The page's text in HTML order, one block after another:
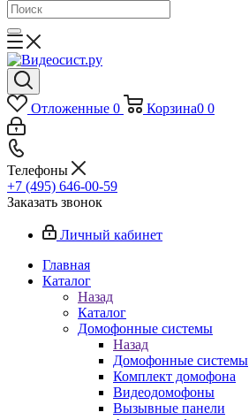
Отложенные 0 Корзина0 0
Телефоны
+7 (495) 646-00-59
Заказать звонок
Личный кабинет
Главная
Каталог
Назад
Каталог
Домофонные системы
Назад
Домофонные системы
Комплект домофона
Видеодомофоны
Вызывные панели